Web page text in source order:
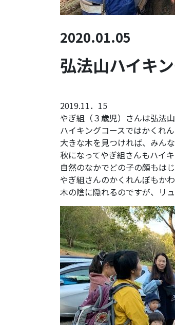
2020.01.05
弘法山ハイキ
2019.11．15
やぎ組（３歳児）さんは弘法山
ハイキングコースではかくれ
大きな木を見つければ、みん
秋になってやぎ組さんもハイ
自然のなかでどの子の顔もは
やぎ組さんのかくれんぼもか
木の陰に隠れるのですが、リ